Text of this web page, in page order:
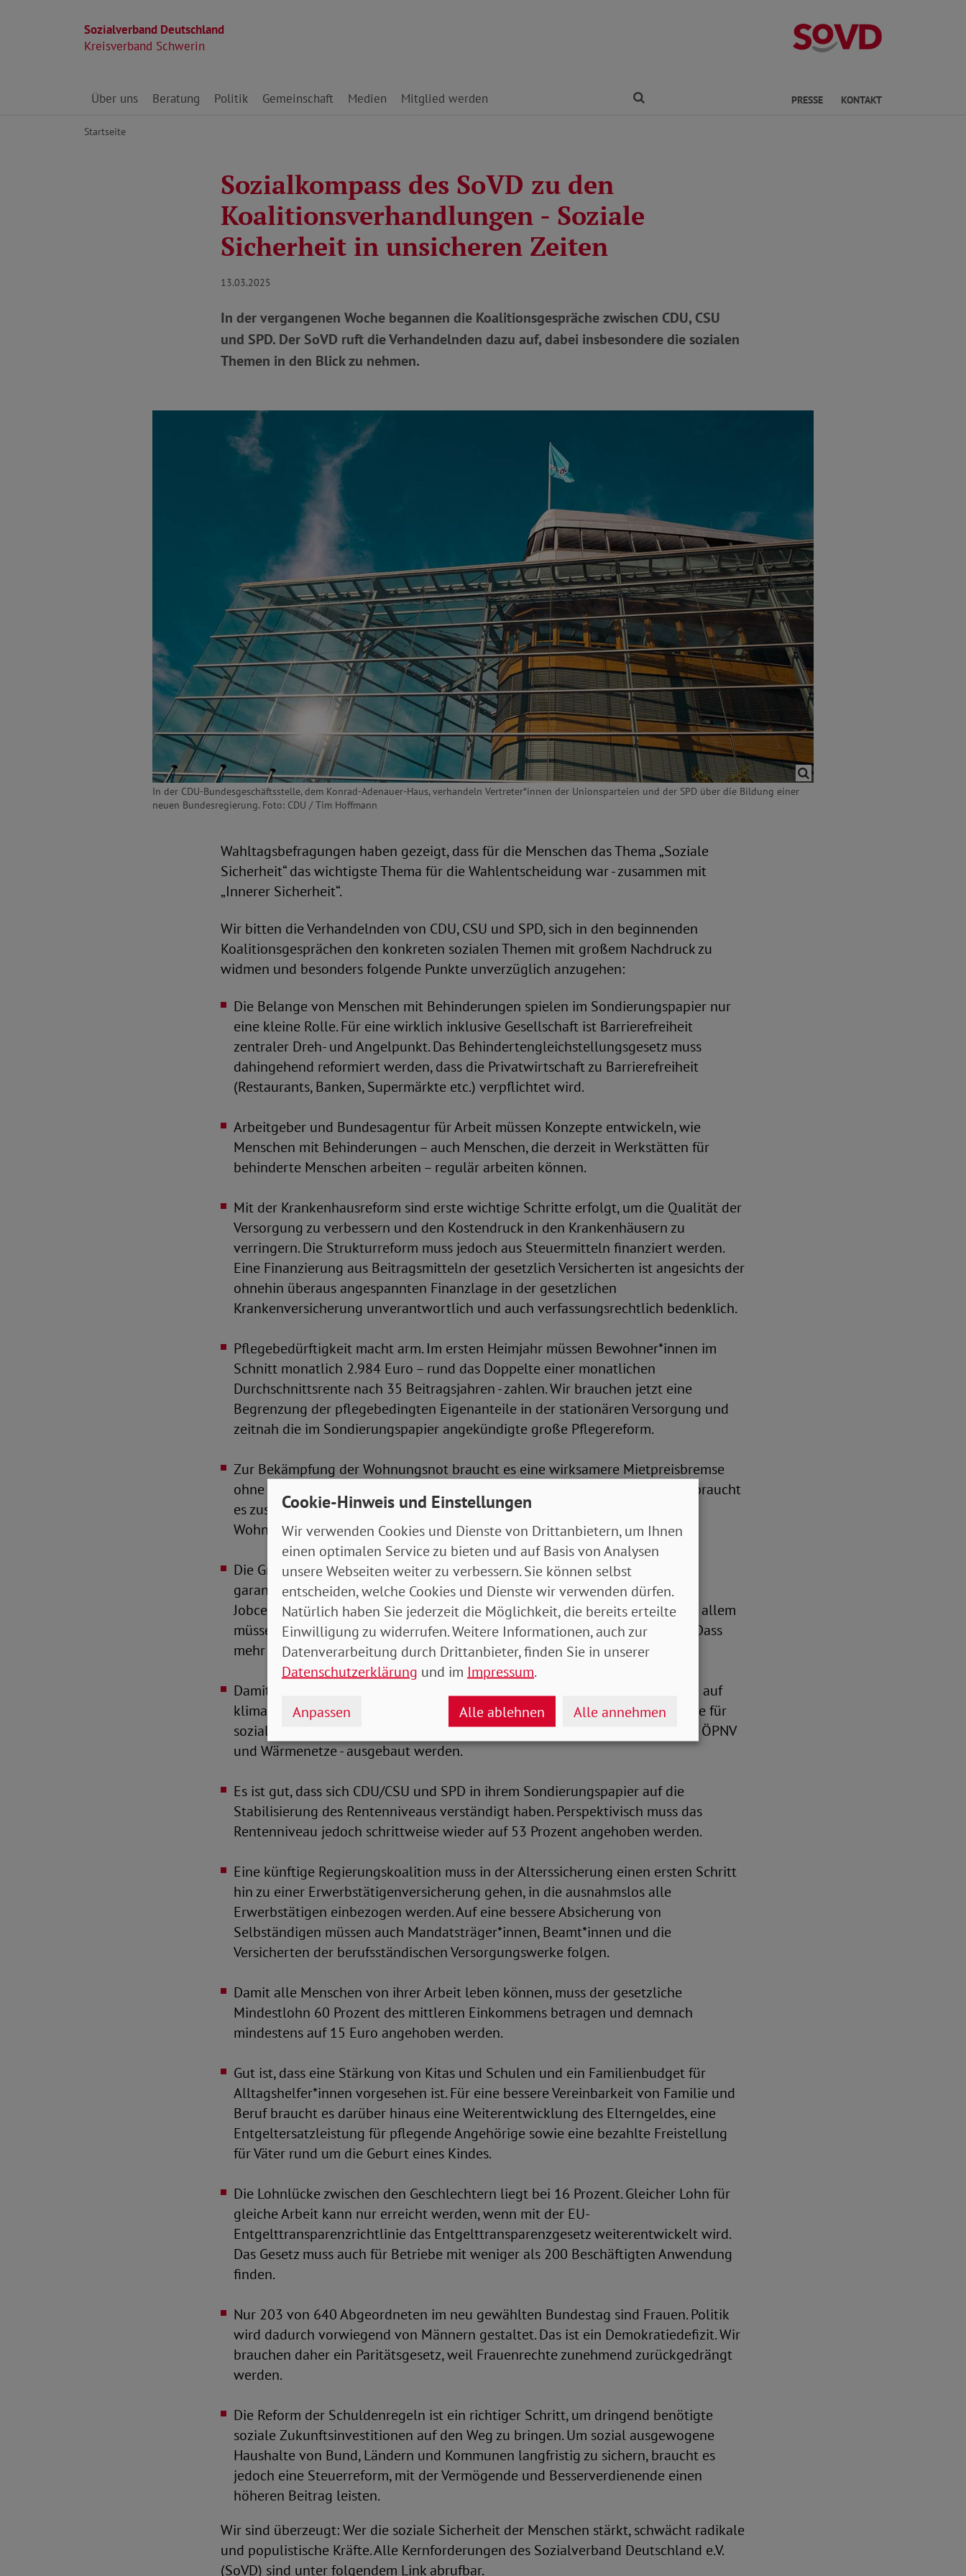
Sozialverband Deutschland
Kreisverband Schwerin
Kreisverband
Direkt zu den Inhalten springen
Über uns Beratung Politik Gemeinschaft Medien Mitglied werden PRESSE KONTAKT
Startseite
Sozialkompass des SoVD zu den
Koalitionsverhandlungen - Soziale
Sicherheit in unsicheren Zeiten
13.03.2025
In der vergangenen Woche begannen die Koalitionsgespräche zwischen CDU, CSU
und SPD. Der SoVD ruft die Verhandelnden dazu auf, dabei insbesondere die sozialen
Themen in den Blick zu nehmen.
In der CDU-Bundesgeschäftsstelle, dem Konrad-Adenauer-Haus, verhandeln Vertreter*innen der Unionsparteien und der SPD über die Bildung einer
neuen Bundesregierung. Foto: CDU / Tim Hoffmann
Wahltagsbefragungen haben gezeigt, dass für die Menschen das Thema „Soziale
Sicherheit“ das wichtigste Thema für die Wahlentscheidung war - zusammen mit
„Innerer Sicherheit“.
Wir bitten die Verhandelnden von CDU, CSU und SPD, sich in den beginnenden
Koalitionsgesprächen den konkreten sozialen Themen mit großem Nachdruck zu
widmen und besonders folgende Punkte unverzüglich anzugehen:
Die Belange von Menschen mit Behinderungen spielen im Sondierungspapier nur
eine kleine Rolle. Für eine wirklich inklusive Gesellschaft ist Barrierefreiheit
zentraler Dreh- und Angelpunkt. Das Behindertengleichstellungsgesetz muss
dahingehend reformiert werden, dass die Privatwirtschaft zu Barrierefreiheit
(Restaurants, Banken, Supermärkte etc.) verpflichtet wird.
Arbeitgeber und Bundesagentur für Arbeit müssen Konzepte entwickeln, wie
Menschen mit Behinderungen – auch Menschen, die derzeit in Werkstätten für
behinderte Menschen arbeiten – regulär arbeiten können.
Mit der Krankenhausreform sind erste wichtige Schritte erfolgt, um die Qualität der
Versorgung zu verbessern und den Kostendruck in den Krankenhäusern zu
verringern. Die Strukturreform muss jedoch aus Steuermitteln finanziert werden.
Eine Finanzierung aus Beitragsmitteln der gesetzlich Versicherten ist angesichts der
ohnehin überaus angespannten Finanzlage in der gesetzlichen
Krankenversicherung unverantwortlich und auch verfassungsrechtlich bedenklich.
Pflegebedürftigkeit macht arm. Im ersten Heimjahr müssen Bewohner*innen im
Schnitt monatlich 2.984 Euro – rund das Doppelte einer monatlichen
Durchschnittsrente nach 35 Beitragsjahren - zahlen. Wir brauchen jetzt eine
Begrenzung der pflegebedingten Eigenanteile in der stationären Versorgung und
zeitnah die im Sondierungspapier angekündigte große Pflegereform.
Zur Bekämpfung der Wohnungsnot braucht es eine wirksamere Mietpreisbremse
ohne Ausnahmen und die konsequente Ahndung von Verstößen. Außerdem braucht
es zusätzliche Mittel für den staatlichen und gemeinwohlorientierten
Wohnungsbau.
Die Grundsicherung muss ein würdevolles Leben und echte soziale Teilhabe
garantieren. Arbeitslose brauchen die Unterstützung von gut ausgestatteten
Jobcentern und Arbeitsagenturen, um wieder in Beschäftigung zu finden. Vor allem
müssen Sozialleistungen für Familien verbessert und zugänglicher werden. Dass
mehr als jedes fünfte Kind in Armut aufwächst, ist nicht hinnehmbar.
Damit auch Haushalte mit geringem Einkommen bei steigenden CO₂-Preisen auf
klimafreundliche Technologien umsteigen können, müssen Förderprogramme für
sozial Benachteiligte geschaffen und klimaschonende Infrastruktur - wie der ÖPNV
und Wärmenetze - ausgebaut werden.
Es ist gut, dass sich CDU/CSU und SPD in ihrem Sondierungspapier auf die
Stabilisierung des Rentenniveaus verständigt haben. Perspektivisch muss das
Rentenniveau jedoch schrittweise wieder auf 53 Prozent angehoben werden.
Eine künftige Regierungskoalition muss in der Alterssicherung einen ersten Schritt
hin zu einer Erwerbstätigenversicherung gehen, in die ausnahmslos alle
Erwerbstätigen einbezogen werden. Auf eine bessere Absicherung von
Selbständigen müssen auch Mandatsträger*innen, Beamt*innen und die
Versicherten der berufsständischen Versorgungswerke folgen.
Damit alle Menschen von ihrer Arbeit leben können, muss der gesetzliche
Mindestlohn 60 Prozent des mittleren Einkommens betragen und demnach
mindestens auf 15 Euro angehoben werden.
Gut ist, dass eine Stärkung von Kitas und Schulen und ein Familienbudget für
Alltagshelfer*innen vorgesehen ist. Für eine bessere Vereinbarkeit von Familie und
Beruf braucht es darüber hinaus eine Weiterentwicklung des Elterngeldes, eine
Entgeltersatzleistung für pflegende Angehörige sowie eine bezahlte Freistellung
für Väter rund um die Geburt eines Kindes.
Die Lohnlücke zwischen den Geschlechtern liegt bei 16 Prozent. Gleicher Lohn für
gleiche Arbeit kann nur erreicht werden, wenn mit der EU-
Entgelttransparenzrichtlinie das Entgelttransparenzgesetz weiterentwickelt wird.
Das Gesetz muss auch für Betriebe mit weniger als 200 Beschäftigten Anwendung
finden.
Nur 203 von 640 Abgeordneten im neu gewählten Bundestag sind Frauen. Politik
wird dadurch vorwiegend von Männern gestaltet. Das ist ein Demokratiedefizit. Wir
brauchen daher ein Paritätsgesetz, weil Frauenrechte zunehmend zurückgedrängt
werden.
Die Reform der Schuldenregeln ist ein richtiger Schritt, um dringend benötigte
soziale Zukunftsinvestitionen auf den Weg zu bringen. Um sozial ausgewogene
Haushalte von Bund, Ländern und Kommunen langfristig zu sichern, braucht es
jedoch eine Steuerreform, mit der Vermögende und Besserverdienende einen
höheren Beitrag leisten.
Wir sind überzeugt: Wer die soziale Sicherheit der Menschen stärkt, schwächt radikale
und populistische Kräfte. Alle Kernforderungen des Sozialverband Deutschland e.V.
(SoVD) sind unter folgendem Link abrufbar.
Cookie-Hinweis und Einstellungen
Wir verwenden Cookies und Dienste von Drittanbietern, um Ihnen
einen optimalen Service zu bieten und auf Basis von Analysen
unsere Webseiten weiter zu verbessern. Sie können selbst
entscheiden, welche Cookies und Dienste wir verwenden dürfen.
Natürlich haben Sie jederzeit die Möglichkeit, die bereits erteilte
Einwilligung zu widerrufen. Weitere Informationen, auch zur
Datenverarbeitung durch Drittanbieter, finden Sie in unserer
Datenschutzerklärung und im Impressum.
Anpassen Alle ablehnen Alle annehmen